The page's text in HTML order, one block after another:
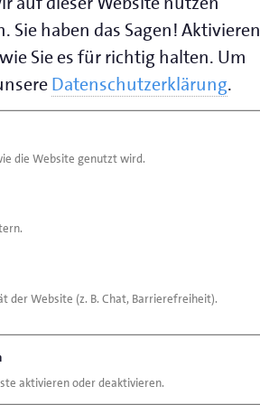
Leder-, Holz-,
Oldenburg
d’Art“ in
des
und
künstlerische
ins Gespräch
Holz- und
Möglich
haben das Sagen! Aktivieren
Sie es für richtig halten. Um
Datenschutzerklärung.
die Website genutzt wird.
der Website (z. B. Chat, Barrierefreiheit).
aktivieren oder deaktivieren.